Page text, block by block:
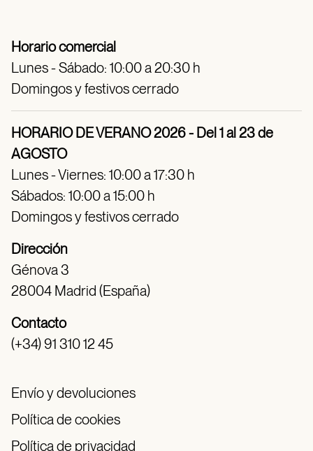
Horario comercial
Lunes - Sábado: 10:00 a 20:30 h
Domingos y festivos cerrado
HORARIO DE VERANO 2026 - Del 1 al 23 de
AGOSTO
Lunes - Viernes: 10:00 a 17:30 h
Sábados: 10:00 a 15:00 h
Domingos y festivos cerrado
Dirección
Génova 3
28004 Madrid (España)
Contacto
(+34) 91 310 12 45
Envío y devoluciones
Política de cookies
Política de privacidad